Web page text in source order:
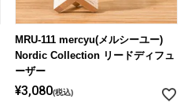
MRU-111 mercyu(メルシーユー)
Nordic Collection リードディフュ
ーザー
¥3,080 税込